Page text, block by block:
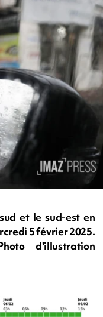
et le sud-est en
5 février 2025.
d'illustration